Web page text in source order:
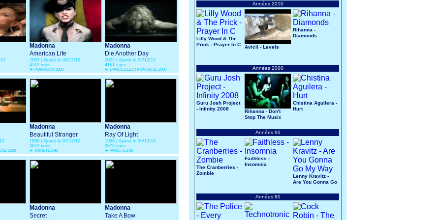
Madonna
American Life
2003 | Ajouté le 03/12/10
4512 vues
► POP/ROCK 2000
Madonna
Die Another Day
2002 | Ajouté le 02/12/10
4161 vues
► DANCE/ELECTRO/HOUSE 2000
2000
Madonna
Beautiful Stranger
1999 | Ajouté le 07/12/10
3673 vues
► VARIETES 90
Madonna
Ray Of Light
1998 | Ajouté le 06/12/10
3675 vues
► VARIETES 90
Madonna
Secret
Madonna
Take A Bow
Années 2010
Lilly Wood & The
Prick - Prayer In C
Avicii - Levels
Rihanna -
Diamonds
Années 2000
Guru Josh Project
- Infinity 2008
Rihanna - Don't
Stop The Music
Chistina Aguilera -
Hurt
Années 90
The Cranberries -
Zombie
Faithless -
Insomnia
Lenny Kravitz -
Are You Gonna Go
Années 80